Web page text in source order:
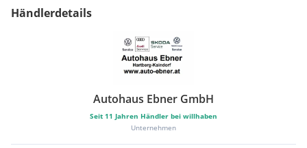
Händlerdetails
Autohaus Ebner GmbH
Seit 11 Jahren Händler bei willhaben
Unternehmen